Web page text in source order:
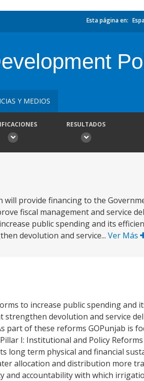
Esta página en:
Y MEDIOS
RESULTADOS
provide financing to the
fiscal management and service
public spending and its
devolution and service... Ver Más
to increase public spending and
devolution and service
part of these reforms GOPunjab is
I: Institutional and Policy
long term physical and financial
allocation and distribution more
and accountability with which